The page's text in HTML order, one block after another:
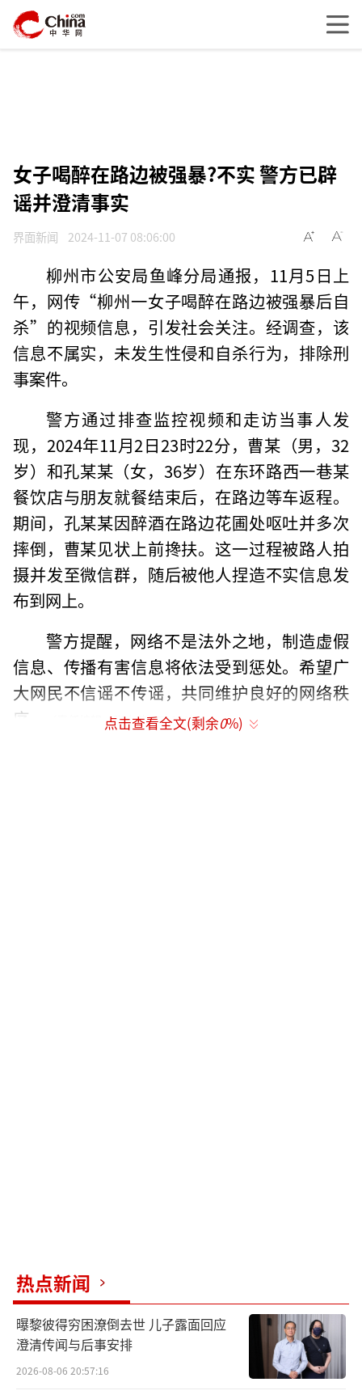
女子喝醉在路边被强暴?不实 警方已辟
谣并澄清事实
界面新闻 2024-11-07 08:06:00
柳州市公安局鱼峰分局通报，11月5日上
午，网传“柳州一女子喝醉在路边被强暴后自
杀”的视频信息，引发社会关注。经调查，该
信息不属实，未发生性侵和自杀行为，排除刑
事案件。
警方通过排查监控视频和走访当事人发
现，2024年11月2日23时22分，曹某（男，32
岁）和孔某某（女，36岁）在东环路西一巷某
餐饮店与朋友就餐结束后，在路边等车返程。
期间，孔某某因醉酒在路边花圃处呕吐并多次
摔倒，曹某见状上前搀扶。这一过程被路人拍
摄并发至微信群，随后被他人捏造不实信息发
布到网上。
警方提醒，网络不是法外之地，制造虚假
信息、传播有害信息将依法受到惩处。希望广
大网民不信谣不传谣，共同维护良好的网络秩
序。
（责任编辑：张小花 TT1000）
点击查看全文(剩余0%)
热点新闻
曝黎彼得穷困潦倒去世 儿子露面回应
澄清传闻与后事安排
2026-08-06 20:57:16